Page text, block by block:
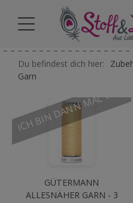
Du befindest dich hier:
Garn
ICH BIN DANN MAL WEG
GÜTERMANN
ALLESNÄHER GARN - 3